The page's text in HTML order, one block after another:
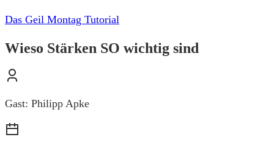
Das Geil Montag Tutorial
Wieso Stärken SO wichtig sind
Gast: Philipp Apke